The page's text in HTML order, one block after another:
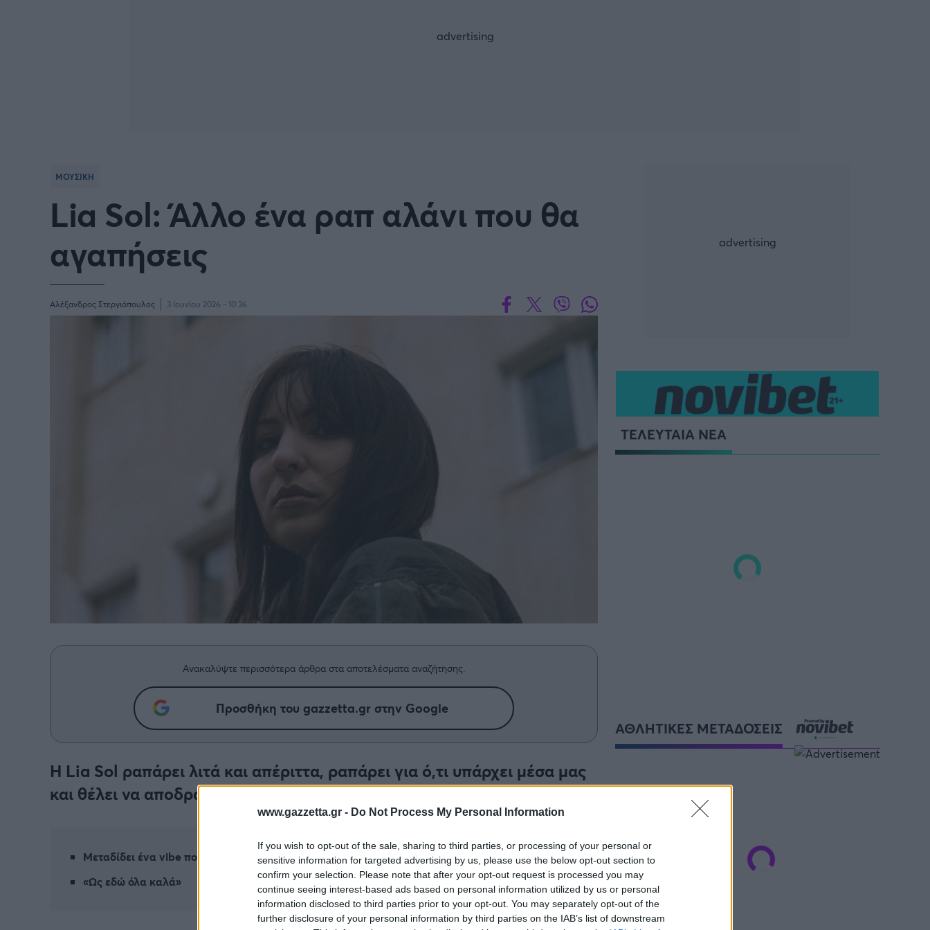
www.gazzetta.gr - Do Not Process My Personal Information
If you wish to opt-out of the sale, sharing to third parties, or processing of your personal or
sensitive information for targeted advertising by us, please use the below opt-out section to
confirm your selection. Please note that after your opt-out request is processed you may
continue seeing interest-based ads based on personal information utilized by us or personal
information disclosed to third parties prior to your opt-out. You may separately opt-out of the
further disclosure of your personal information by third parties on the IAB’s list of downstream
ΜΟΥΣΙΚΗ
Lia Sol: Άλλο ένα ραπ αλάνι που θα
αγαπήσεις
Αλέξανδρος Στεργιόπουλος 3 Ιουνίου 2026 - 10:36
Ανακαλύψτε περισσότερα άρθρα στα αποτελέσματα αναζήτησης.
Προσθήκη του gazzetta.gr στην Google
Η Lia Sol ραπάρει λιτά και απέριττα, ραπάρει για ό,τι υπάρχει μέσα μας
και θέλει να αποδράσει.
Μεταδίδει ένα vibe που δεν μπορείς να αρνηθείς
«Ως εδώ όλα καλά»
ΤΕΛΕΥΤΑΙΑ ΝΕΑ
ΑΘΛΗΤΙΚΕΣ ΜΕΤΑΔΟΣΕΙΣ